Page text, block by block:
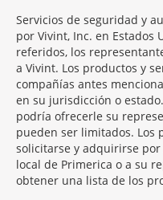
Servicios de seguridad y
por Vivint, Inc. en Estados
referidos, los
a Vivint. Los productos y
compañías antes
en su jurisdicción o
podría ofrecerle su
pueden ser limitados. Los
solicitarse y adquirirse
local de Primerica o a su
obtener una lista de los